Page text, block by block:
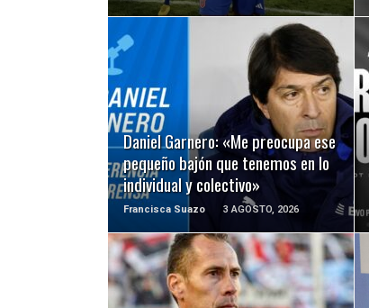
Daniel Garnero: «Me preocupa ese
pequeño bajón que tenemos en lo
individual y colectivo»
Francisca Suazo 3 AGOSTO, 2026
LEER MÁS